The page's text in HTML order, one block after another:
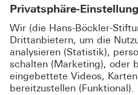
SCHÖN, DASS
MELDE DICH
ABONNIERE